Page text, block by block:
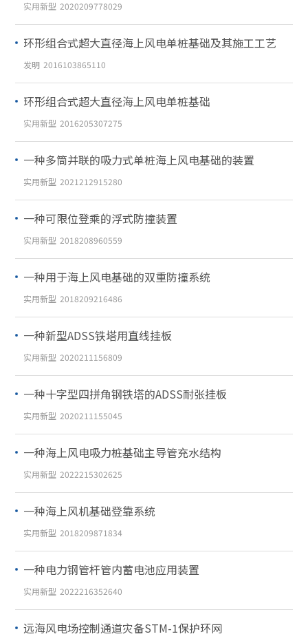
实用新型 2020209778029
环形组合式超大直径海上风电单桩基础及其施工工艺
发明 2016103865110
环形组合式超大直径海上风电单桩基础
实用新型 2016205307275
一种多筒并联的吸力式单桩海上风电基础的装置
实用新型 2021212915280
一种可限位登乘的浮式防撞装置
实用新型 2018208960559
一种用于海上风电基础的双重防撞系统
实用新型 2018209216486
一种新型ADSS铁塔用直线挂板
实用新型 2020211156809
一种十字型四拼角钢铁塔的ADSS耐张挂板
实用新型 2020211155045
一种海上风电吸力桩基础主导管充水结构
实用新型 2022215302625
一种海上风机基础登靠系统
实用新型 2018209871834
一种电力钢管杆管内蓄电池应用装置
实用新型 2022216352640
远海风电场控制通道灾备STM-1保护环网